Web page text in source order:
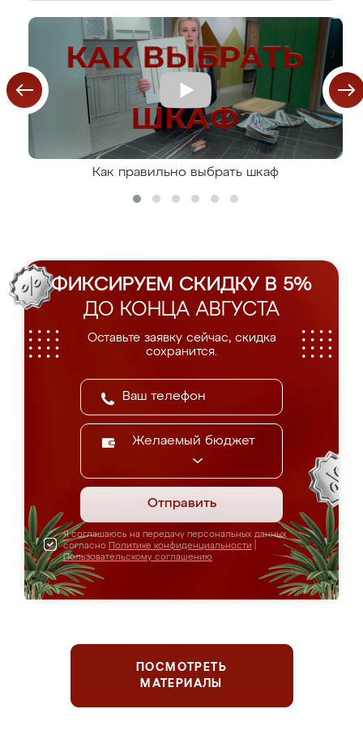
Как правильно выбрать шкаф
ФИКСИРУЕМ СКИДКУ В 5%
ДО КОНЦА АВГУСТА
Оставьте заявку сейчас, скидка
сохранится.
Желаемый бюджет
Отправить
Я соглашаюсь на передачу персональных данных
согласно Политике конфиденциальности
Пользовательскому соглашению
ПОСМОТРЕТЬ
МАТЕРИАЛЫ